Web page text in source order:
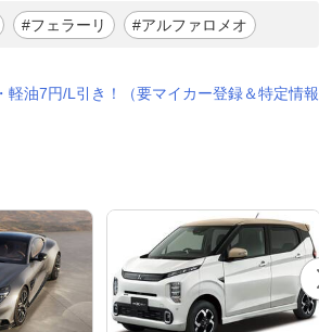
#フェラーリ #アルファロメオ
軽油7円/L引き！（要マイカー登録＆特定情報